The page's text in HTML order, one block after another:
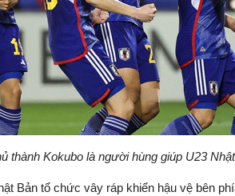
thành Kokubo là người hùng giúp U23
Bản tổ chức vây ráp khiến hậu vệ bên